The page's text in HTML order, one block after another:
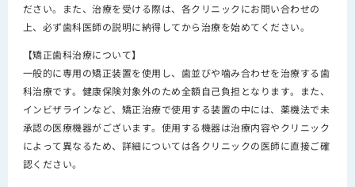
ださい。また、治療を受ける際は、各クリニックにお問い合わせの
上、必ず歯科医師の説明に納得してから治療を始めてください。
【矯正歯科治療について】
一般的に専用の矯正装置を使用し、歯並びや噛み合わせを治療する歯
科治療です。健康保険対象外のため全額自己負担となります。また、
インビザラインなど、矯正治療で使用する装置の中には、薬機法で未
承認の医療機器がございます。使用する機器は治療内容やクリニック
によって異なるため、詳細については各クリニックの医師に直接ご確
認ください。